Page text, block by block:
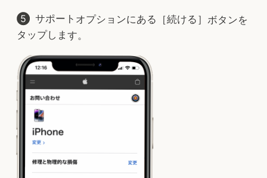
サポートオプションにある［続ける］ボタンを
タップします。